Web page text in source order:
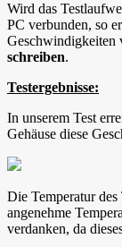
Wird das
PC verbunden, so
Geschwindigkeiten
schreiben.
Testergebnisse:
In unserem Test
Gehäuse diese
Die Temperatur
angenehme
verdanken, da